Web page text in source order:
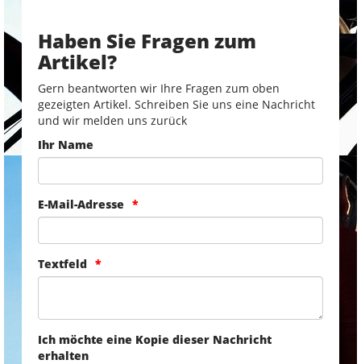
Haben Sie Fragen zum
Artikel?
Gern beantworten wir Ihre Fragen zum oben
gezeigten Artikel. Schreiben Sie uns eine Nachricht
und wir melden uns zurück
Ihr Name
E-Mail-Adresse
Textfeld
Ich möchte eine Kopie dieser Nachricht
erhalten